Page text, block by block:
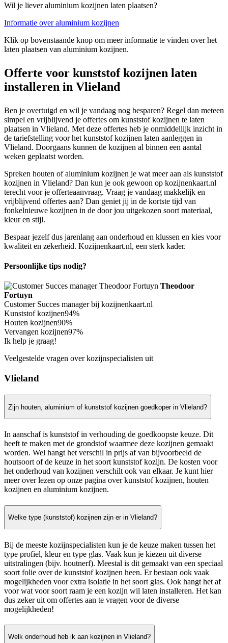
Wil je liever aluminium kozijnen laten plaatsen?
Informatie over aluminium kozijnen
Klik op bovenstaande knop om meer informatie te vinden over het
laten plaatsen van aluminium kozijnen.
Offerte voor kunststof kozijnen laten
installeren in Vlieland
Ben je overtuigd en wil je vandaag nog besparen? Regel dan meteen
simpel en vrijblijvend je offertes om kunststof kozijnen te laten
plaatsen in Vlieland. Met deze offertes heb je onmiddellijk inzicht in
de tariefstelling voor het kunststof kozijnen laten aanleggen in
Vlieland. Doorgaans kunnen de kozijnen al binnen een aantal
weken geplaatst worden.
Spreken houten of aluminium kozijnen je wat meer aan als kunststof
kozijnen in Vlieland? Dan kun je ook gewoon op kozijnenkaart.nl
terecht voor je offerteaanvraag. Vraag je vandaag makkelijk en
vrijblijvend offertes aan? Dan geniet jij in de kortste tijd van
fonkelnieuwe kozijnen in de door jou uitgekozen soort materiaal,
kleur en stijl.
Bespaar jezelf dus jarenlang aan onderhoud en klussen en kies voor
kwaliteit en zekerheid. Kozijnenkaart.nl, een sterk kader.
Persoonlijke tips nodig?
Theodoor
Fortuyn
Customer Succes manager bij kozijnenkaart.nl
Kunststof kozijnen94%
Houten kozijnen90%
Vervangen kozijnen97%
Ik help je graag!
Veelgestelde vragen over kozijnspecialisten uit
Vlieland
Zijn houten, aluminium of kunststof kozijnen goedkoper in Vlieland?
In aanschaf is kunststof in verhouding de goedkoopste keuze. Dit
heeft te maken met de grondstof waarmee deze kozijnen gemaakt
worden. Wel hangt het verschil in prijs af van bijvoorbeeld de
houtsoort of de keuze in het soort kunststof kozijn. De kosten voor
het onderhoud van kozijnen verschilt ook van elkaar. Je kunt hier
meer over lezen op onze pagina over kunststof kozijnen, houten
kozijnen en aluminium kozijnen.
Welke type (kunststof) kozijnen zijn er in Vlieland?
Bij de meeste kozijnspecialisten kun je de keuze maken tussen het
type profiel, kleur en type glas. Vaak kun je kiezen uit diverse
uitstralingen (bijv. houtnerf). Meestal is dit gemaakt van een speciaal
soort folie over de kunststof kozijnen heen. Er bestaan ook vaak
mogelijkheden voor extra isolatie in het soort glas. Ook hangt het af
voor wat voor soort raam je een kozijn wil laten installeren. Het kan
dus zeker uit om offertes aan te vragen voor de diverse
mogelijkheden!
Welk onderhoud heb ik aan kozijnen in Vlieland?